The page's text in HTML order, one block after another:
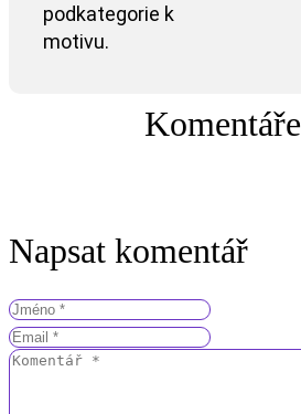
podkategorie k
motivu.
Komentáře
Napsat komentář